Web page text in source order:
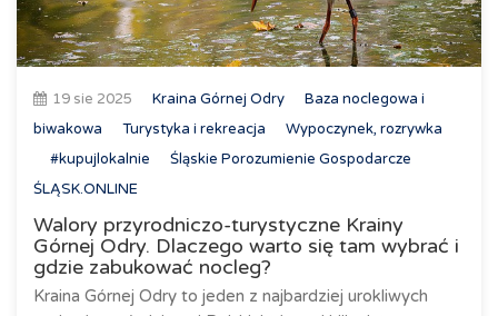
19 sie 2025 Kraina Górnej Odry
Baza noclegowa i
biwakowa
Turystyka i rekreacja
Wypoczynek, rozrywka
#kupujlokalnie
Śląskie Porozumienie Gospodarcze
ŚLĄSK.ONLINE
Walory przyrodniczo-turystyczne Krainy
Górnej Odry. Dlaczego warto się tam wybrać i
gdzie zabukować nocleg?
Kraina Górnej Odry to jeden z najbardziej urokliwych